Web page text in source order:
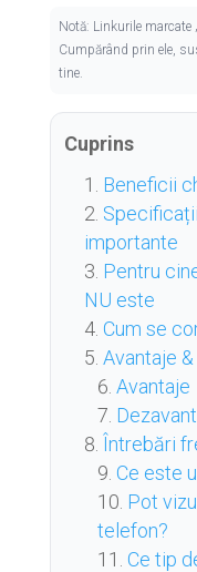
Notă: Linkurile marcate
Cumpărând prin ele,
tine.
Cuprins
Beneficii
importante
Pentru
NU este
Cum se
Avantaje
Avantaje
Întrebări
Ce este
Pot
telefon?
Ce tip